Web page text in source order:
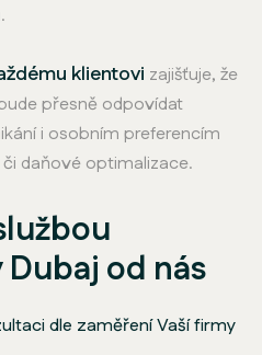
klientovi zajišťuje, že
přesně odpovídat
i osobním preferencím
daňové optimalizace.
od nás
dle zaměření Vaší firmy